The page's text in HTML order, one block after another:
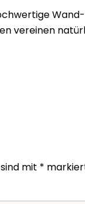
vereinen
mit *